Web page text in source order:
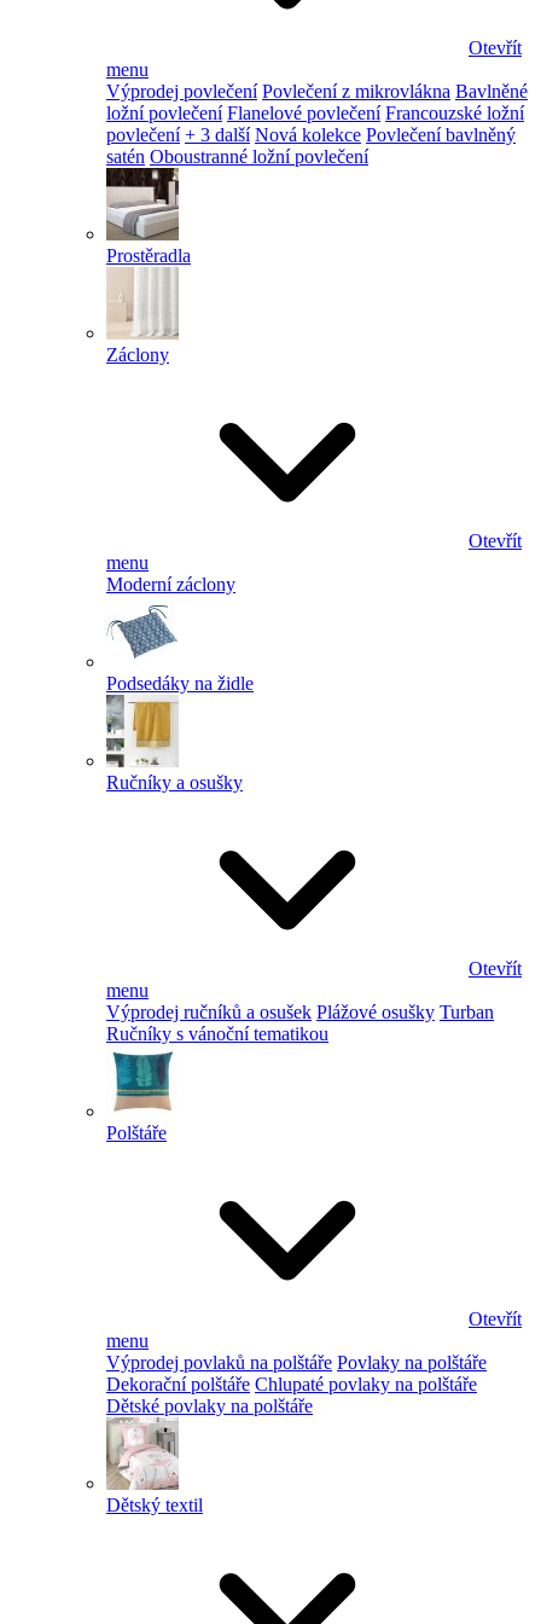
Otevřít
menu
Výprodej povlečení Povlečení z mikrovlákna Bavlněné
ložní povlečení Flanelové povlečení Francouzské ložní
povlečení + 3 další Nová kolekce Povlečení bavlněný
satén Oboustranné ložní povlečení
Prostěradla
Záclony
Otevřít
menu
Moderní záclony
Podsedáky na židle
Ručníky a osušky
Otevřít
menu
Výprodej ručníků a osušek Plážové osušky Turban
Ručníky s vánoční tematikou
Polštáře
Otevřít
menu
Výprodej povlaků na polštáře Povlaky na polštáře
Dekorační polštáře Chlupaté povlaky na polštáře
Dětské povlaky na polštáře
Dětský textil